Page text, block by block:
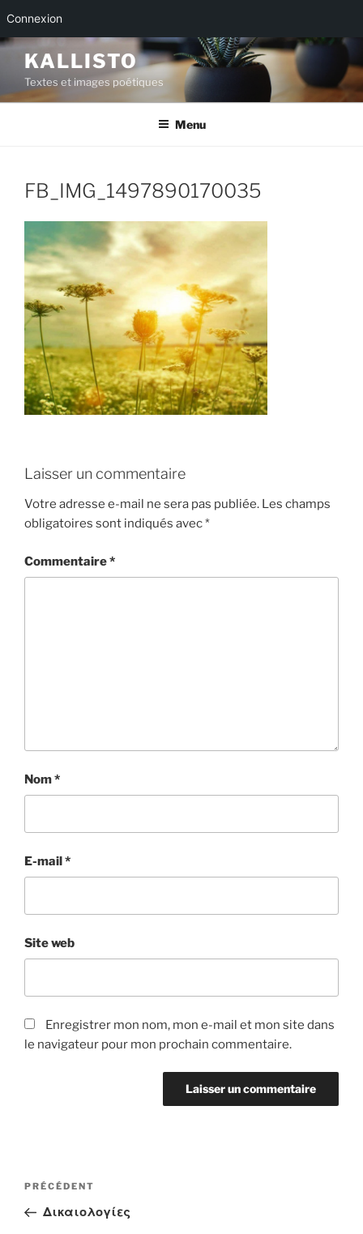
Connexion
Aller
contenu
principal
KALLISTO
Textes et images poétiques
Menu
FB_IMG_1497890170035
Laisser un commentaire
Votre adresse e-mail ne sera pas publiée. Les champs
obligatoires sont indiqués avec*
Commentaire*
Nom*
E-mail*
Site web
Enregistrer mon nom, mon e-mail et mon site dans
le navigateur pour mon prochain commentaire.
Navigation
l’article
Article
précédent
PRÉCÉDENT
Δικαιολογίες